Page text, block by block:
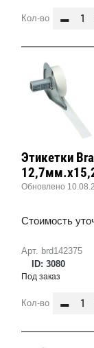
Кол-во -
Арт. brd142375
ID: 3080
Этикетки
Обновлено
Стоимость
Под заказ
Кол-во -